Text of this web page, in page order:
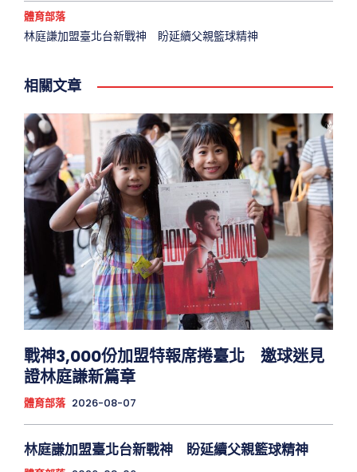
體育部落
林庭謙加盟臺北台新戰神 盼延續父親籃球精神
相關文章
戰神3,000份加盟特報席捲臺北 邀球迷見
證林庭謙新篇章
體育部落 2026-08-07
林庭謙加盟臺北台新戰神 盼延續父親籃球精神